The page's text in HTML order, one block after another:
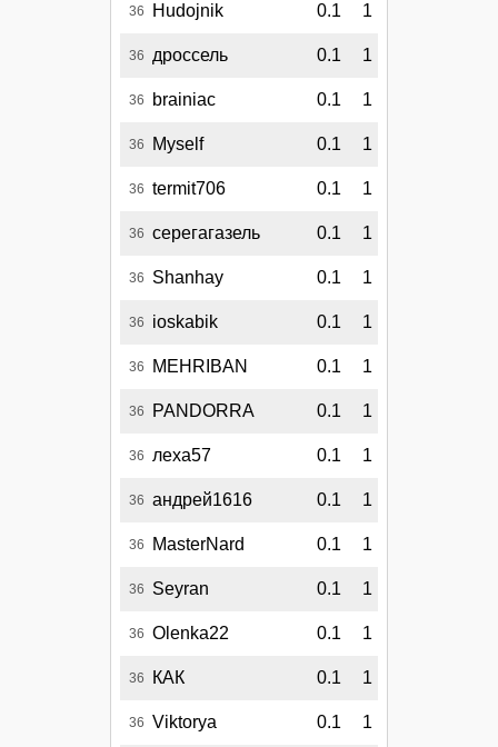
36 Hudojnik 0.1 1
36 дроссель 0.1 1
36 brainiac 0.1 1
36 Myself 0.1 1
36 termit706 0.1 1
36 серегагазель 0.1 1
36 Shanhay 0.1 1
36 ioskabik 0.1 1
36 MEHRIBAN 0.1 1
36 PANDORRA 0.1 1
36 леха57 0.1 1
36 андрей1616 0.1 1
36 MasterNard 0.1 1
36 Seyran 0.1 1
36 Olenka22 0.1 1
36 КАК 0.1 1
36 Viktorya 0.1 1